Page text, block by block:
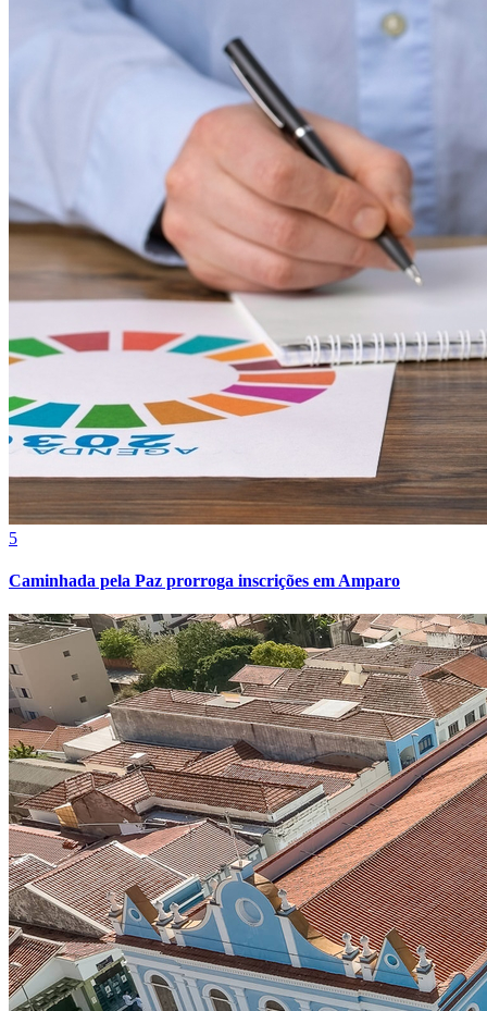
Ceará
Goiás
5
Caminhada pela Paz prorroga inscrições em Amparo